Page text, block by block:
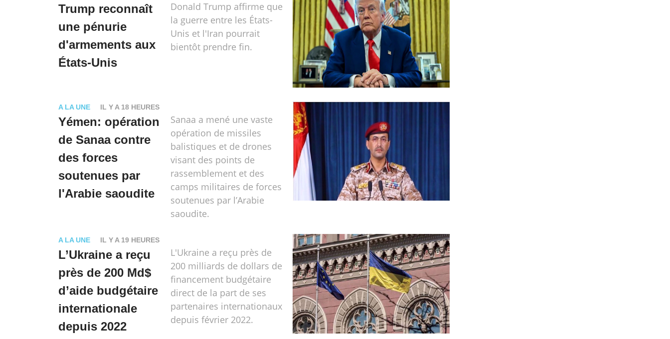
Trump reconnaît
une pénurie
d'armements aux
États-Unis
Donald Trump affirme que
la guerre entre les États-
Unis et l'Iran pourrait
bientôt prendre fin.
A LA UNE IL Y A 18 HEURES
Yémen: opération
de Sanaa contre
des forces
soutenues par
l'Arabie saoudite
Sanaa a mené une vaste
opération de missiles
balistiques et de drones
visant des points de
rassemblement et des
camps militaires de forces
soutenues par l’Arabie
saoudite.
A LA UNE IL Y A 19 HEURES
L’Ukraine a reçu
près de 200 Md$
d’aide budgétaire
internationale
depuis 2022
L'Ukraine a reçu près de
200 milliards de dollars de
financement budgétaire
direct de la part de ses
partenaires internationaux
depuis février 2022.